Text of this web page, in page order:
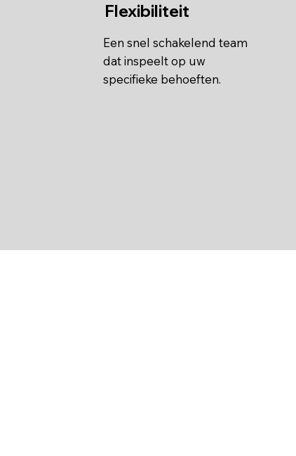
Flexibiliteit
Een snel schakelend team
dat inspeelt op uw
specifieke behoeften.